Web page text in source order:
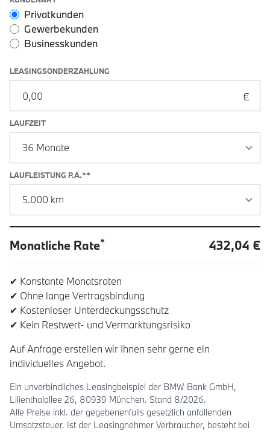
Privatkunden
Gewerbekunden
Businesskunden
LEASINGSONDERZAHLUNG
LAUFZEIT
LAUFLEISTUNG P.A.**
Monatliche Rate* 432,04 €
✔ Konstante Monatsraten
✔ Ohne lange Vertragsbindung
✔ Kostenloser Unterdeckungsschutz
✔ Kein Restwert- und Vermarktungsrisiko
Auf Anfrage erstellen wir Ihnen sehr gerne ein
individuelles Angebot.
Ein unverbindliches Leasingbeispiel der BMW Bank GmbH,
Lilienthalallee 26, 80939 München. Stand 8/2026.
Alle Preise inkl. der gegebenenfalls gesetzlich anfallenden
Umsatzsteuer. Ist der Leasingnehmer Verbraucher, besteht bei